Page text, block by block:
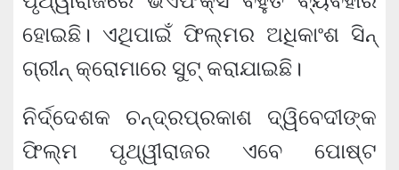
ହୋଇଛି। ଏଥିପାଇଁ ଫିଲ୍ମର ଅଧିକାଂଶ ସିନ୍
ଗ୍ରୀନ୍ କ୍ରୋମାରେ ସୁଟ୍ କରାଯାଇଛି।
ନିର୍ଦ୍ଦେଶକ ଚନ୍ଦ୍ରପ୍ରକାଶ ଦ୍ୱିବେଦୀଙ୍କ
ଫିଲ୍ମ ପୃଥ୍ୱୀରାଜର ଏବେ ପୋଷ୍ଟ